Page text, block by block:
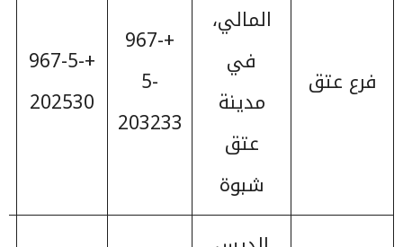
فرع عتق
المالي،
في
مدينة
عتق
شبوة
+967-
5-
203233
+967-5-
202530